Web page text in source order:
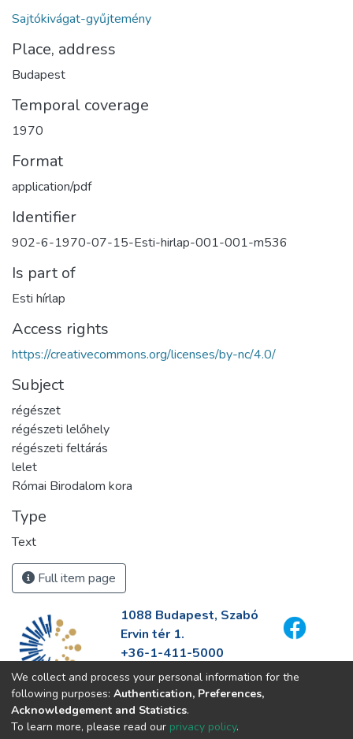
Sajtókivágat-gyűjtemény
Place, address
Budapest
Temporal coverage
1970
Format
application/pdf
Identifier
902-6-1970-07-15-Esti-hirlap-001-001-m536
Is part of
Esti hírlap
Access rights
https://creativecommons.org/licenses/by-nc/4.0/
Subject
régészet
régészeti lelőhely
régészeti feltárás
lelet
Római Birodalom kora
Type
Text
Full item page
1088 Budapest, Szabó
Ervin tér 1.
+36-1-411-5000
info@fszek.hu
https://fszek.hu
We collect and process your personal information for the
following purposes: Authentication, Preferences,
Acknowledgement and Statistics.
To learn more, please read our privacy policy.